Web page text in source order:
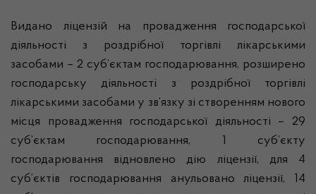
Видано ліцензій на провадження господарської
діяльності з роздрібної торгівлі лікарськими
засобами – 2 суб’єктам господарювання, розширено
господарську діяльності з роздрібної торгівлі
лікарськими засобами у зв’язку зі створенням нового
місця провадження господарської діяльності – 29
суб’єктам господарювання, 1 суб’єкту
господарювання відновлено дію ліцензії, для 4
суб’єктів господарювання анульовано ліцензії, 14